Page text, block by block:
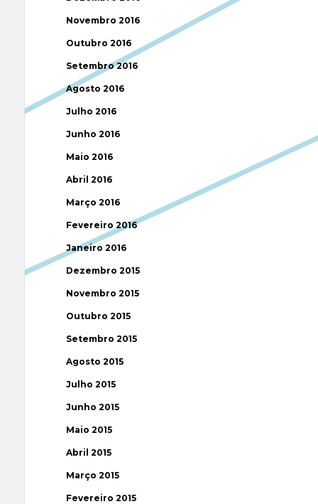
Novembro 2016
Outubro 2016
Setembro 2016
Agosto 2016
Julho 2016
Junho 2016
Maio 2016
Abril 2016
Março 2016
Fevereiro 2016
Janeiro 2016
Dezembro 2015
Novembro 2015
Outubro 2015
Setembro 2015
Agosto 2015
Julho 2015
Junho 2015
Maio 2015
Abril 2015
Março 2015
Fevereiro 2015